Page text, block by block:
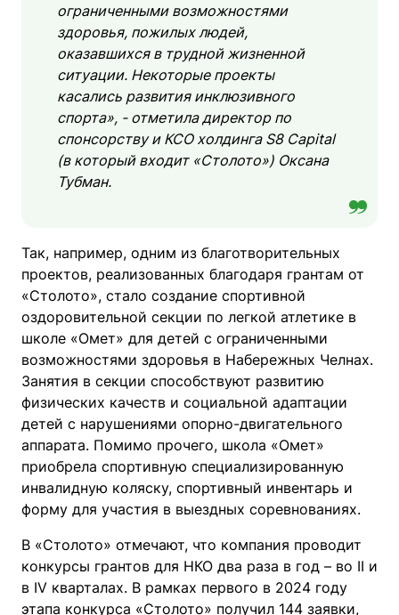
ограниченными возможностями
здоровья, пожилых людей,
оказавшихся в трудной жизненной
ситуации. Некоторые проекты
касались развития инклюзивного
спорта», - отметила директор по
спонсорству и КСО холдинга S8 Capital
(в который входит «Столото») Оксана
Тубман.
Так, например, одним из благотворительных
проектов, реализованных благодаря грантам от
«Столото», стало создание спортивной
оздоровительной секции по легкой атлетике в
школе «Омет» для детей с ограниченными
возможностями здоровья в Набережных Челнах.
Занятия в секции способствуют развитию
физических качеств и социальной адаптации
детей с нарушениями опорно-двигательного
аппарата. Помимо прочего, школа «Омет»
приобрела спортивную специализированную
инвалидную коляску, спортивный инвентарь и
форму для участия в выездных соревнованиях.
В «Столото» отмечают, что компания проводит
конкурсы грантов для НКО два раза в год – во II и
в IV кварталах. В рамках первого в 2024 году
этапа конкурса «Столото» получил 144 заявки,